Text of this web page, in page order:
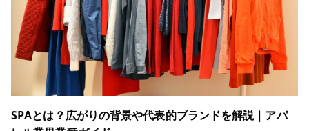
SPAとは？広がりの背景や代表的ブランドを解説｜アパ